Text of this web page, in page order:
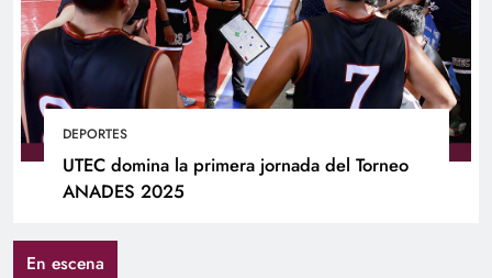
DEPORTES
UTEC domina la primera jornada del Torneo
ANADES 2025
En escena